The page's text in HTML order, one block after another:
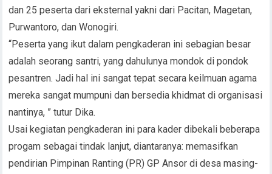
dan 25 peserta dari eksternal yakni dari Pacitan, Magetan,
Purwantoro, dan Wonogiri.
“Peserta yang ikut dalam pengkaderan ini sebagian besar
adalah seorang santri, yang dahulunya mondok di pondok
pesantren. Jadi hal ini sangat tepat secara keilmuan agama
mereka sangat mumpuni dan bersedia khidmat di organisasi
nantinya, ” tutur Dika.
Usai kegiatan pengkaderan ini para kader dibekali beberapa
progam sebagai tindak lanjut, diantaranya: memasifkan
pendirian Pimpinan Ranting (PR) GP Ansor di desa masing-